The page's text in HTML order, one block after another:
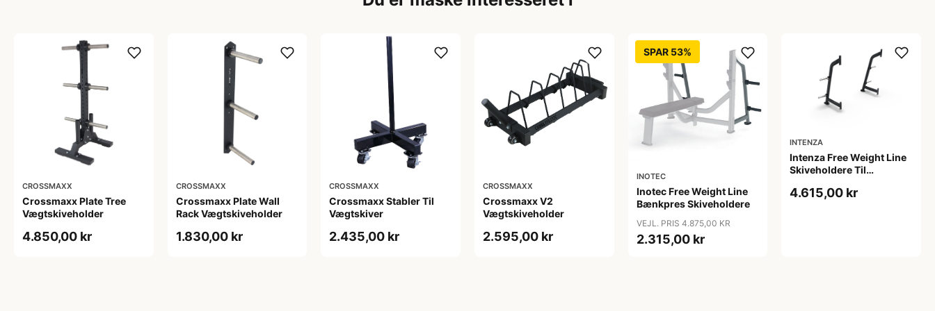
CROSSMAXX
Crossmaxx Plate Tree
Vægtskiveholder
4.850,00 kr
CROSSMAXX
Crossmaxx Plate Wall
Rack Vægtskiveholder
1.830,00 kr
CROSSMAXX
Crossmaxx Stabler Til
Vægtskiver
2.435,00 kr
CROSSMAXX
Crossmaxx V2
Vægtskiveholder
2.595,00 kr
SPAR 53%
INOTEC
Inotec Free Weight Line
Bænkpres Skiveholdere
VEJL. PRIS 4.875,00 KR
2.315,00 kr
INTENZA
Intenza Free Weight Line
Skiveholdere Til
4.615,00 kr